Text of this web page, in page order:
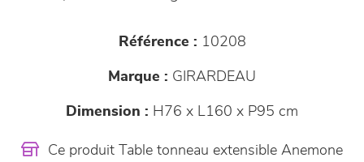
Référence : 10208
Marque : GIRARDEAU
Dimension : H76 x L160 x P95 cm
Ce produit Table tonneau extensible Anemone